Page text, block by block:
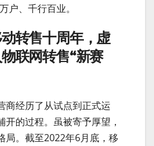
户、千行百业。
转售十周年，虚
联网转售“新赛
商经历了从试点到正式运
开的过程。虽被寄予厚望，
局。截至2022年6月底，移